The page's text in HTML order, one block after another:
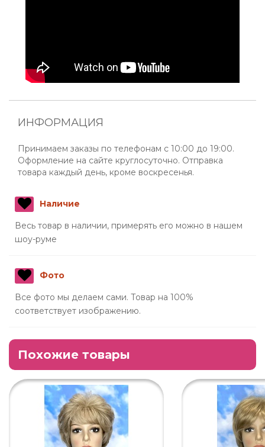
ИНФОРМАЦИЯ
Принимаем заказы по телефонам с 10:00 до 19:00.
Оформление на сайте круглосуточно. Отправка
товара каждый день, кроме воскресенья.
Наличие
Весь товар в наличии, примерять его можно в нашем
шоу-руме
Фото
Все фото мы делаем сами. Товар на 100%
соответствует изображению.
Похожие товары